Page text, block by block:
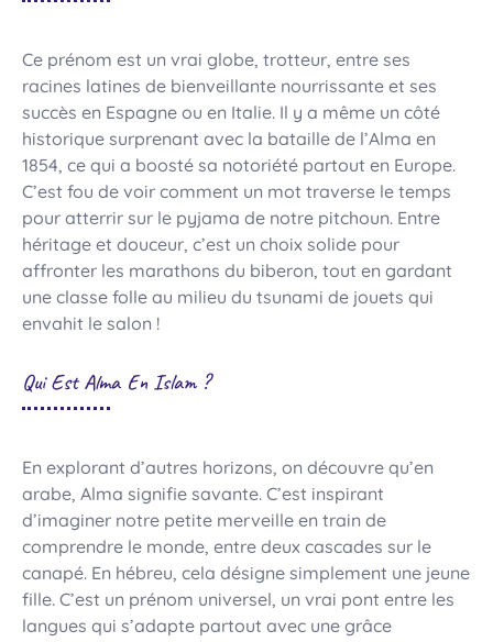
Ce prénom est un vrai globe, trotteur, entre ses
racines latines de bienveillante nourrissante et ses
succès en Espagne ou en Italie. Il y a même un côté
historique surprenant avec la bataille de l’Alma en
1854, ce qui a boosté sa notoriété partout en Europe.
C’est fou de voir comment un mot traverse le temps
pour atterrir sur le pyjama de notre pitchoun. Entre
héritage et douceur, c’est un choix solide pour
affronter les marathons du biberon, tout en gardant
une classe folle au milieu du tsunami de jouets qui
envahit le salon !
Qui Est Alma En Islam ?
En explorant d’autres horizons, on découvre qu’en
arabe, Alma signifie savante. C’est inspirant
d’imaginer notre petite merveille en train de
comprendre le monde, entre deux cascades sur le
canapé. En hébreu, cela désigne simplement une jeune
fille. C’est un prénom universel, un vrai pont entre les
langues qui s’adapte partout avec une grâce